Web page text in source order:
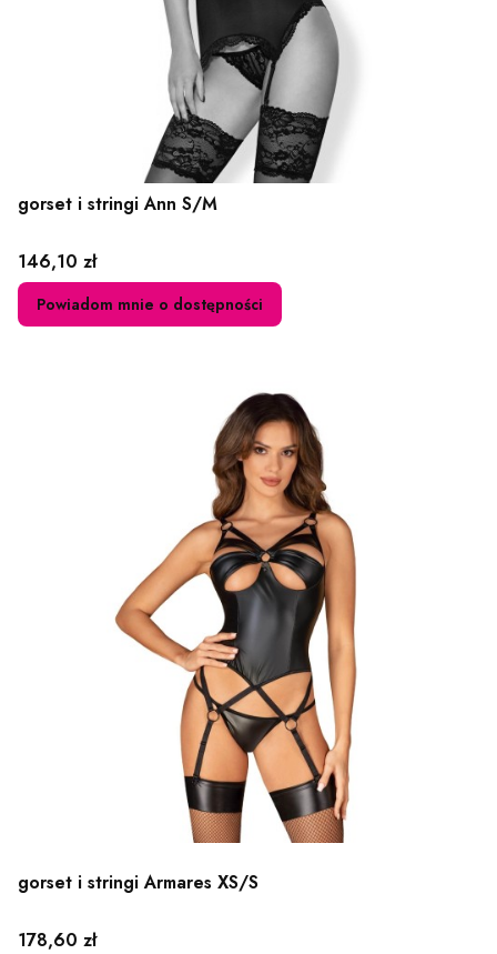
gorset i stringi Ann S/M
Cena
146,10 zł
Powiadom mnie o dostępności
gorset i stringi Armares XS/S
Cena
178,60 zł